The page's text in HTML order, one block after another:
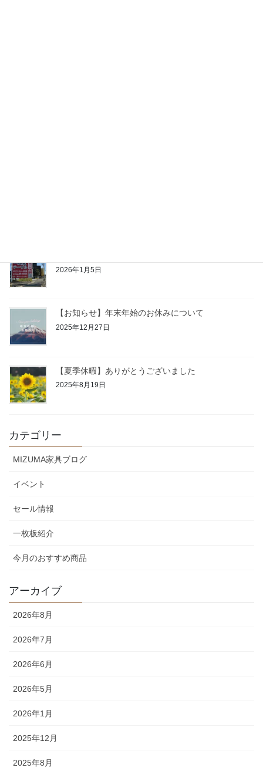
2026年1月5日
【お知らせ】年末年始のお休みについて
2025年12月27日
【夏季休暇】ありがとうございました
2025年8月19日
カテゴリー
MIZUMA家具ブログ
イベント
セール情報
一枚板紹介
今月のおすすめ商品
アーカイブ
2026年8月
2026年7月
2026年6月
2026年5月
2026年1月
2025年12月
2025年8月